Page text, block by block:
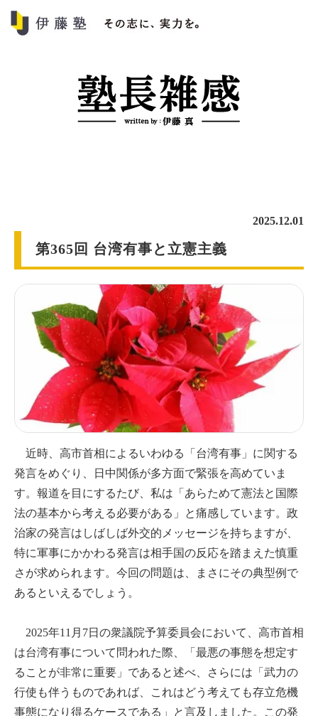
2025.12.01
第365回 台湾有事と立憲主義
近時、高市首相によるいわゆる「台湾有事」に関する
発言をめぐり、日中関係が多方面で緊張を高めていま
す。報道を目にするたび、私は「あらためて憲法と国際
法の基本から考える必要がある」と痛感しています。政
治家の発言はしばしば外交的メッセージを持ちますが、
特に軍事にかかわる発言は相手国の反応を踏まえた慎重
さが求められます。今回の問題は、まさにその典型例で
あるといえるでしょう。
2025年11月7日の衆議院予算委員会において、高市首相
は台湾有事について問われた際、「最悪の事態を想定す
ることが非常に重要」であると述べ、さらには「武力の
行使も伴うものであれば、これはどう考えても存立危機
事態になり得るケースである」と言及しました。この発